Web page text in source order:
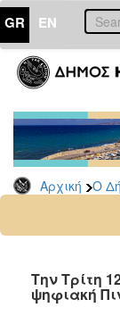
GR EN
Αρχική Ο
ΔΗΜΟΣ
Δελτία
Τύπου
Αρχείο
2026
2024
2022
Την Τρίτη
ψηφιακή